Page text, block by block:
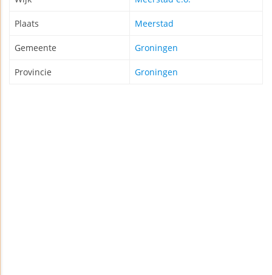
Plaats Meerstad
Gemeente Groningen
Provincie Groningen